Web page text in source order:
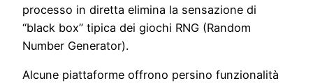
processo in diretta elimina la sensazione di
“black box” tipica dei giochi RNG (Random
Number Generator).
Alcune piattaforme offrono persino funzionalità